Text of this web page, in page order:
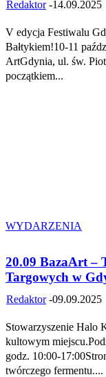
Redaktor -14.09.2025
V edycja Festiwalu
Bałtykiem!10-11
ArtGdynia, ul. św.
początkiem...
WYDARZENIA
20.09 BazaArt –
Targowych w
Redaktor -09.09.2025
Stowarzyszenie Halo
kultowym
godz. 10:00-
twórczego fermentu....